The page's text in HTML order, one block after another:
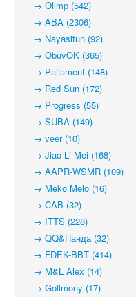
→ Olimp (542)
→ ABA (2306)
→ Nayasitun (92)
→ ObuvOK (365)
→ Paliament (148)
→ Red Sun (172)
→ Progress (55)
→ SUBA (149)
→ veer (10)
→ Jiao Li Mei (168)
→ AAPR-WSMR (109)
→ Meko Melo (16)
→ CAB (32)
→ ITTS (228)
→ QQ&Панда (32)
→ FDEK-BBT (414)
→ M&L Alex (14)
→ Gollmony (17)